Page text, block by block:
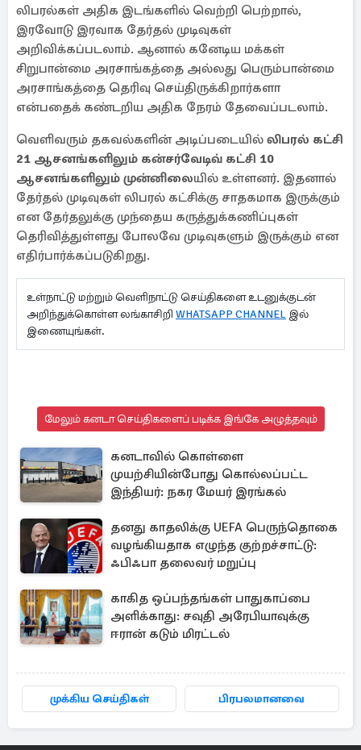
லிபரல்கள் அதிக இடங்களில் வெற்றி பெற்றால்,
இரவோடு இரவாக தேர்தல் முடிவுகள்
அறிவிக்கப்படலாம். ஆனால் கனேடிய மக்கள்
சிறுபான்மை அரசாங்கத்தை அல்லது பெரும்பான்மை
அரசாங்கத்தை தெரிவு செய்திருக்கிறார்களா
என்பதைக் கண்டறிய அதிக நேரம் தேவைப்படலாம்.
வெளிவரும் தகவல்களின் அடிப்படையில் லிபரல் கட்சி
21 ஆசனங்களிலும் கன்சர்வேடிவ் கட்சி 10
ஆசனங்களிலும் முன்னிலையில் உள்ளனர். இதனால்
தேர்தல் முடிவுகள் லிபரல் கட்சிக்கு சாதகமாக இருக்கும்
என தேர்தலுக்கு முந்தைய கருத்துக்கணிப்புகள்
தெரிவித்துள்ளது போலவே முடிவுகளும் இருக்கும் என
எதிர்பார்க்கப்படுகிறது.
உள்நாட்டு மற்றும் வெளிநாட்டு செய்திகளை உடனுக்குடன்
அறிந்துக்கொள்ள லங்காசிறி WHATSAPP CHANNEL இல்
இணையுங்கள்.
மேலும் கனடா செய்திகளைப் படிக்க இங்கே அழுத்தவும்
கனடாவில் கொள்ளை
முயற்சியின்போது கொல்லப்பட்ட
இந்தியர்: நகர மேயர் இரங்கல்
தனது காதலிக்கு UEFA பெருந்தொகை
வழங்கியதாக எழுந்த குற்றச்சாட்டு:
ஃபிஃபா தலைவர் மறுப்பு
காகித ஒப்பந்தங்கள் பாதுகாப்பை
அளிக்காது: சவுதி அரேபியாவுக்கு
ஈரான் கடும் மிரட்டல்
முக்கிய செய்திகள் பிரபலமானவை